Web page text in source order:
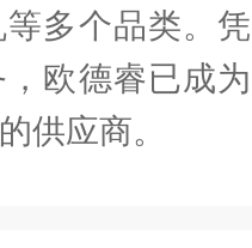
多个品类。
欧德睿已成
供应商。